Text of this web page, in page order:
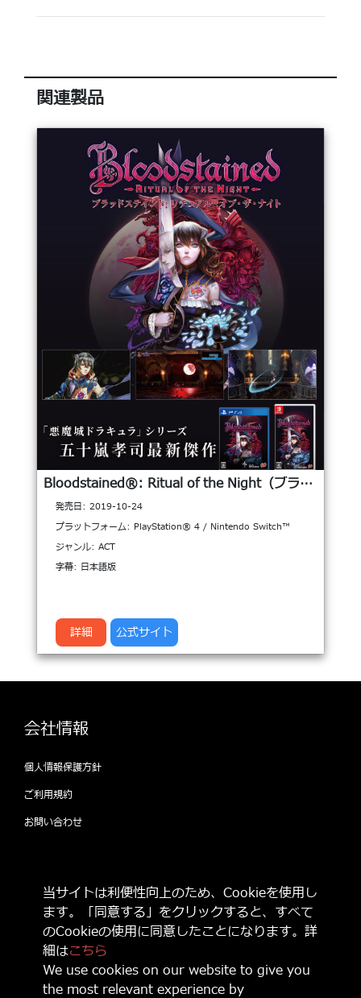
関連製品
Bloodstained®︎: Ritual of the Night（ブラッドステインド: リチュアル・オブ・ザ・ナイト）
発売日: 2019-10-24
プラットフォーム: PlayStation® 4 / Nintendo Switch™
ジャンル: ACT
字幕: 日本語版
詳細 公式サイト
当サイトは利便性向上のため、Cookieを使用し
ます。「同意する」をクリックすると、すべて
のCookieの使用に同意したことになります。詳
細はこちら
We use cookies on our website to give you
the most relevant experience by
会社情報
個人情報保護方針
ご利用規約
お問い合わせ
公式SNSをフォローして 最新情報をゲット
しよう！